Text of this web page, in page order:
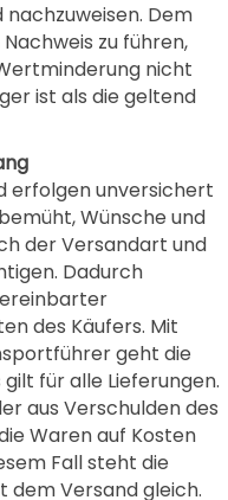
Dem
zu führen,
nicht
ist als die geltend
erfolgen unversichert
Wünsche und
der Versandart und
Dadurch
des Käufers. Mit
geht die
für alle Lieferungen.
aus Verschulden des
Waren auf Kosten
Fall steht die
dem Versand gleich.